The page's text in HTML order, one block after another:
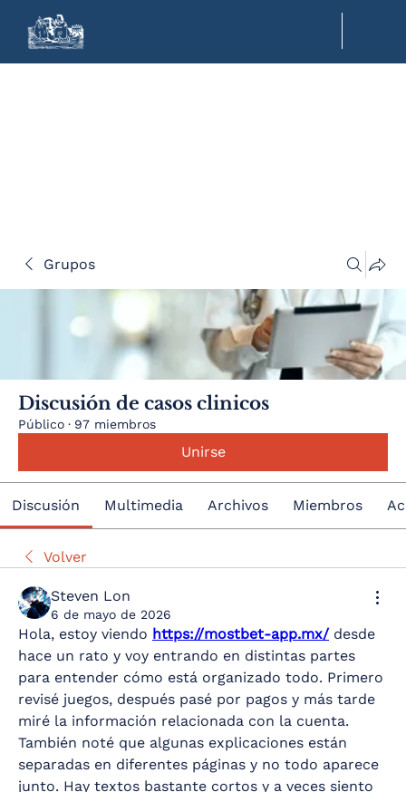
Grupos
Discusión de casos clinicos
Público · 97 miembros
Unirse
Discusión Multimedia Archivos Miembros
Volver
Steven Lon
6 de mayo de 2026
Hola, estoy viendo https://mostbet-app.mx/ desde
hace un rato y voy entrando en distintas partes
para entender cómo está organizado todo. Primero
revisé juegos, después pasé por pagos y más tarde
miré la información relacionada con la cuenta.
También noté que algunas explicaciones están
separadas en diferentes páginas y no todo aparece
junto. Hay textos bastante cortos y a veces siento